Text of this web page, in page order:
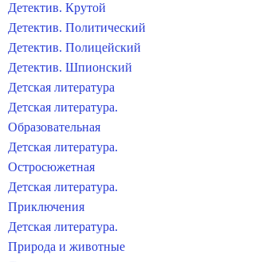
Детектив. Крутой
Детектив. Политический
Детектив. Полицейский
Детектив. Шпионский
Детская литература
Детская литература.
Образовательная
Детская литература.
Остросюжетная
Детская литература.
Приключения
Детская литература.
Природа и животные